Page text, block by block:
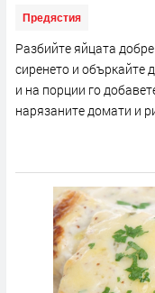
Предястия
Разбийте яйцата
сиренето и объркайте
и на порции го
нарязаните домати и